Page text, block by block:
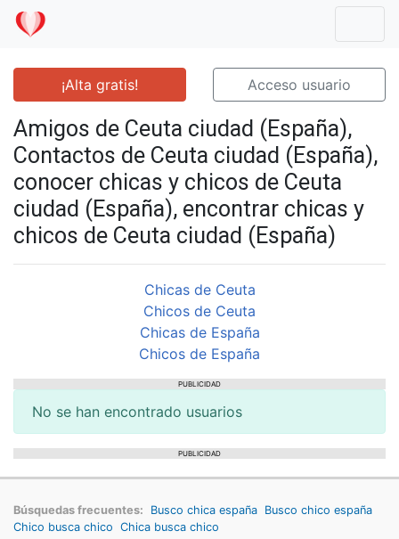
¡Alta gratis! Acceso usuario
Amigos de Ceuta ciudad (España),
Contactos de Ceuta ciudad (España),
conocer chicas y chicos de Ceuta
ciudad (España), encontrar chicas y
chicos de Ceuta ciudad (España)
Chicas de Ceuta
Chicos de Ceuta
Chicas de España
Chicos de España
PUBLICIDAD
No se han encontrado usuarios
PUBLICIDAD
Búsquedas frecuentes: Busco chica españa Busco chico españa
Chico busca chico Chica busca chico